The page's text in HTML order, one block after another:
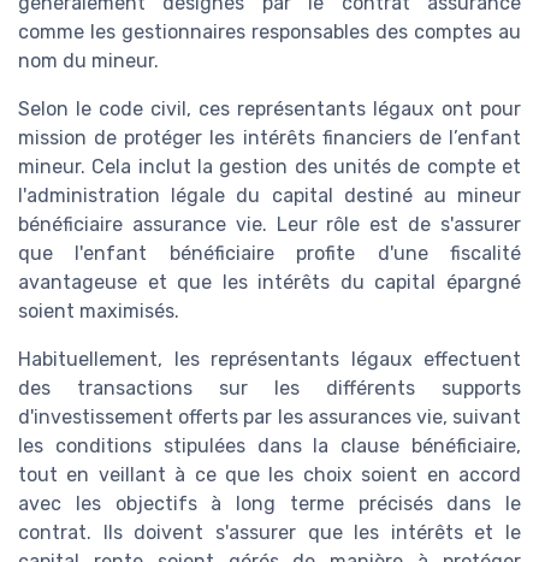
comme les gestionnaires responsables des comptes au
nom du mineur.
Selon le code civil, ces représentants légaux ont pour
mission de protéger les intérêts financiers de l’enfant
mineur. Cela inclut la gestion des unités de compte et
l'administration légale du capital destiné au mineur
bénéficiaire assurance vie. Leur rôle est de s'assurer
que l'enfant bénéficiaire profite d'une fiscalité
avantageuse et que les intérêts du capital épargné
soient maximisés.
Habituellement, les représentants légaux effectuent
des transactions sur les différents supports
d'investissement offerts par les assurances vie, suivant
les conditions stipulées dans la clause bénéficiaire,
tout en veillant à ce que les choix soient en accord
avec les objectifs à long terme précisés dans le
contrat. Ils doivent s'assurer que les intérêts et le